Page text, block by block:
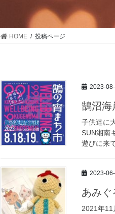
HOME 投稿ページ
2023-
鵠沼海
子供達に
SUN湘
遊びに来
2023-
あみ
2021年11